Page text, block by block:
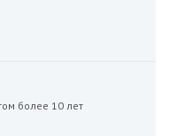
более 10 лет